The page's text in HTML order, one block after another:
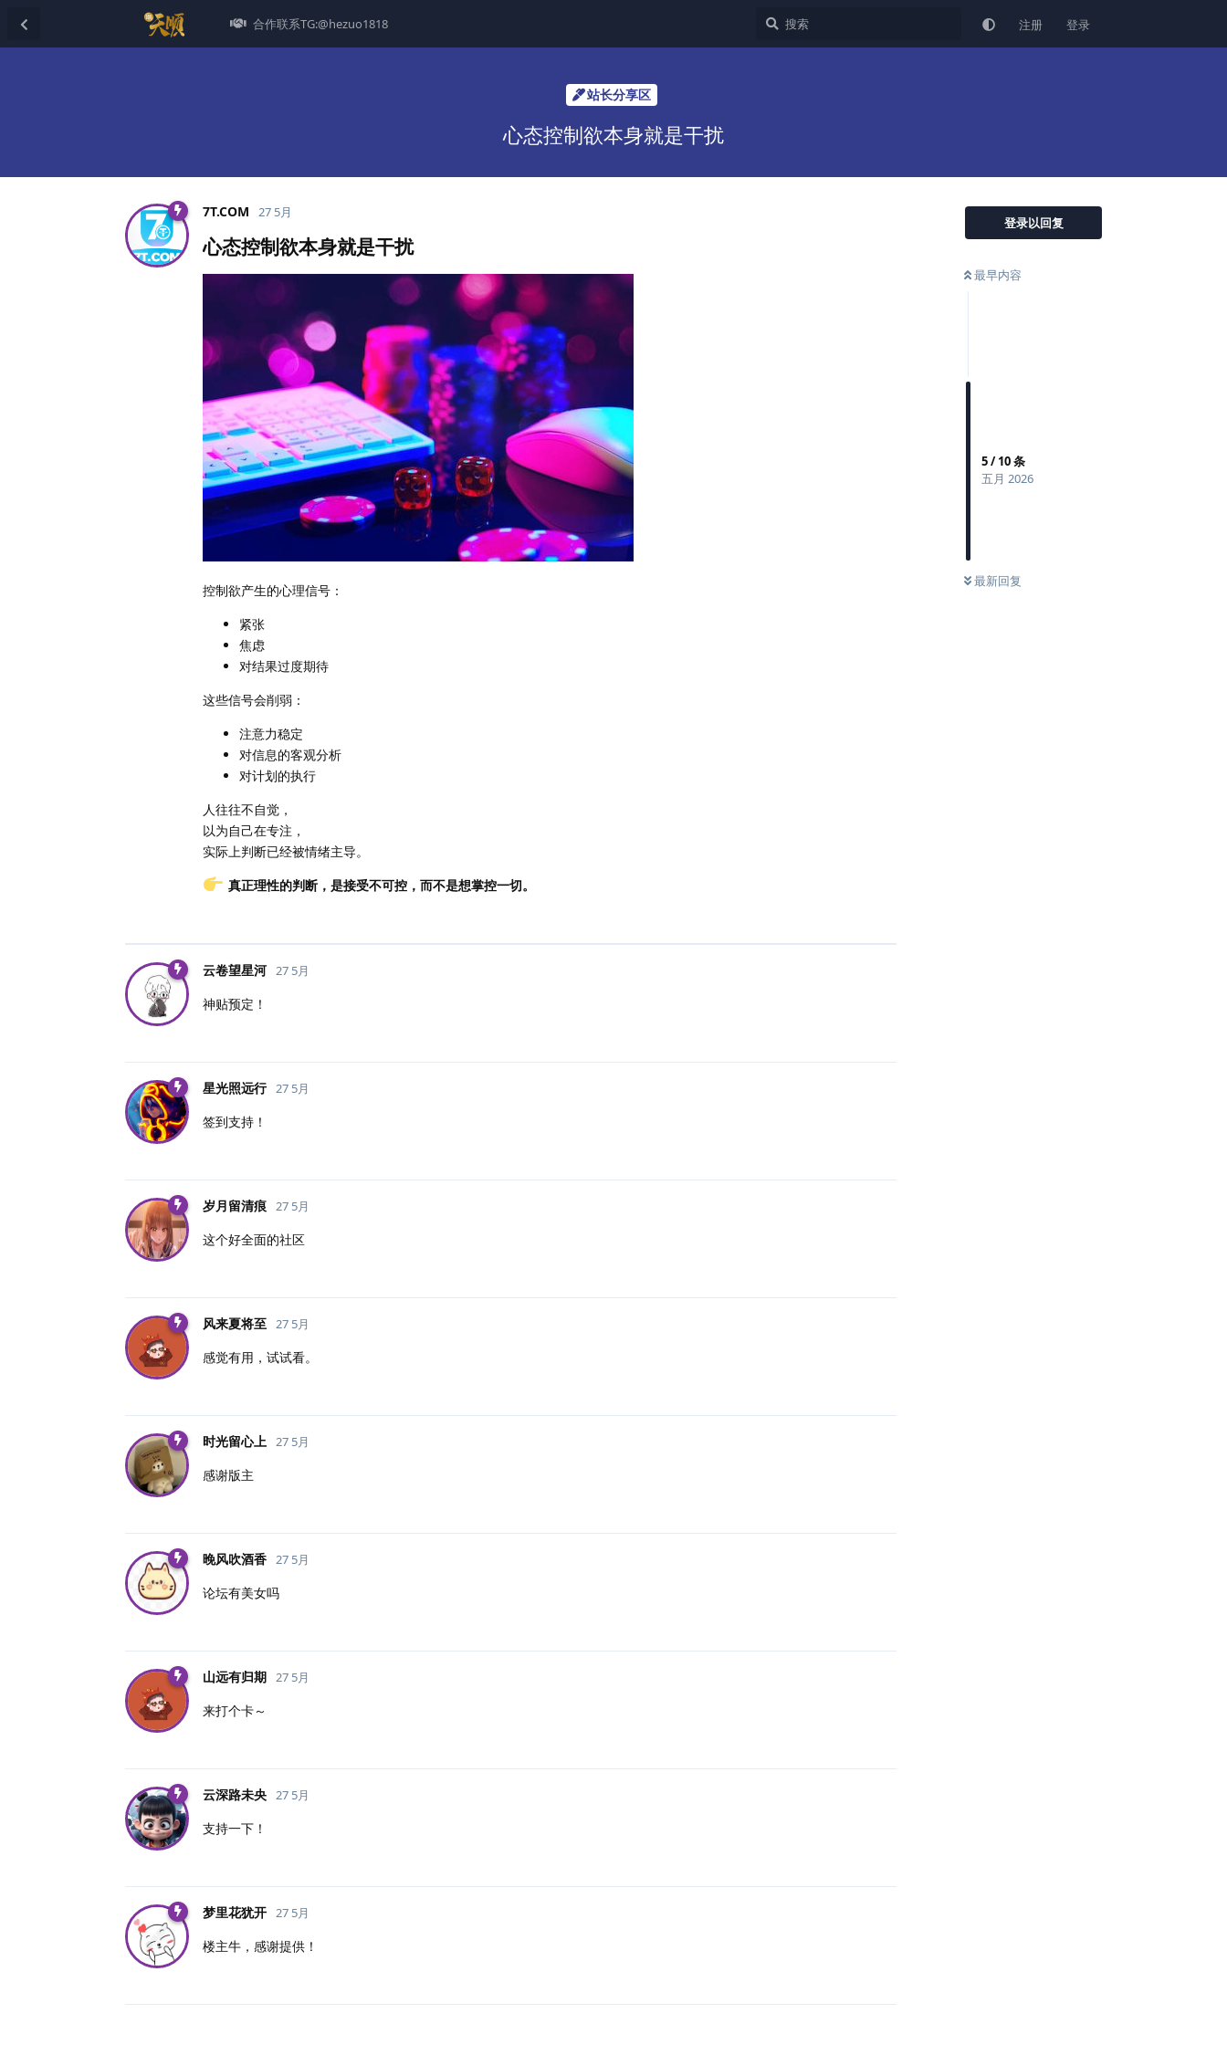
合作联系TG:@hezuo1818 注册 登录
站长分享区
心态控制欲本身就是干扰
登录以回复
最早内容
5/10条
五月 2026
最新回复
7T.​COM 27 5月
心态控制欲本身就是干扰
控制欲产生的心理信号：
紧张
焦虑
对结果过度期待
这些信号会削弱：
注意力稳定
对信息的客观分析
对计划的执行
人往往不自觉，
以为自己在专注，
实际上判断已经被情绪主导。
真正理性的判断，是接受不可控，而不是想掌控一切。
云卷望星河 27 5月
神贴预定！
星光照远行 27 5月
签到支持！
岁月留清痕 27 5月
这个好全面的社区
风来夏将至 27 5月
感觉有用，试试看。
时光留心上 27 5月
感谢版主
晚风吹酒香 27 5月
论坛有美女吗
山远有归期 27 5月
来打个卡～
云深路未央 27 5月
支持一下！
梦里花犹开 27 5月
楼主牛，感谢提供！